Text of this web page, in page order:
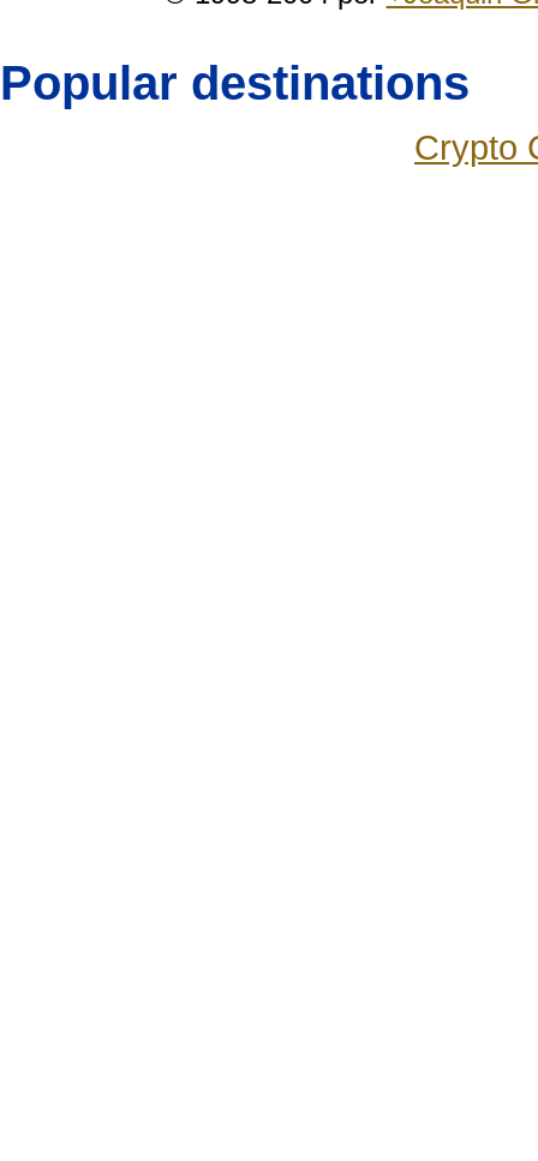
Popular destinations
Crypto